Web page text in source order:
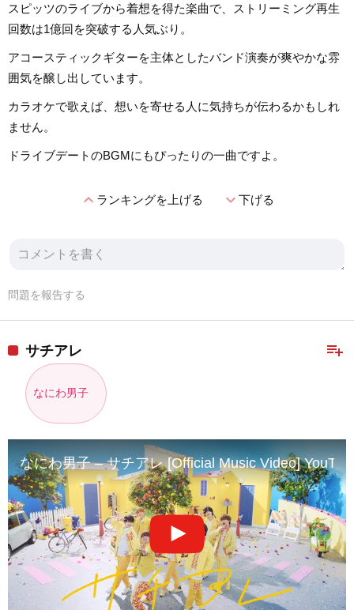
スピッツのライブから着想を得た楽曲で、ストリーミング再生
回数は1億回を突破する人気ぶり。
アコースティックギターを主体としたバンド演奏が爽やかな雰
囲気を醸し出しています。
カラオケで歌えば、想いを寄せる人に気持ちが伝わるかもしれ
ません。
ドライブデートのBGMにもぴったりの一曲ですよ。
expand_lessランキングを上げる expand_more下げる
問題を報告する
playlist_add
サチアレ
なにわ男子
なにわ男子 – サチアレ [Official Music Video]